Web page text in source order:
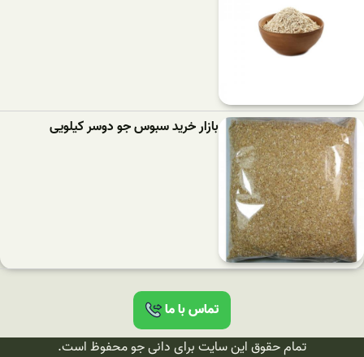
بازار خرید سبوس جو دوسر کیلویی
تماس با ما
تمام حقوق این سایت برای دانی جو محفوظ است.